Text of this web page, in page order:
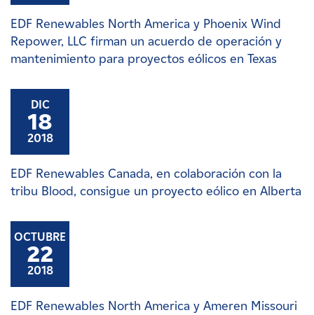
EDF Renewables North America y Phoenix Wind
Repower, LLC firman un acuerdo de operación y
mantenimiento para proyectos eólicos en Texas
DIC
18
2018
EDF Renewables Canada, en colaboración con la
tribu Blood, consigue un proyecto eólico en Alberta
OCTUBRE
22
2018
EDF Renewables North America y Ameren Missouri